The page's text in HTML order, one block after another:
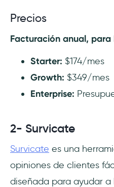
Precios
Facturación anual, para
Starter: $174/mes
Growth: $349/mes
Enterprise:
2- Survicate
Survicate es una
opiniones de clientes
diseñada para ayudar